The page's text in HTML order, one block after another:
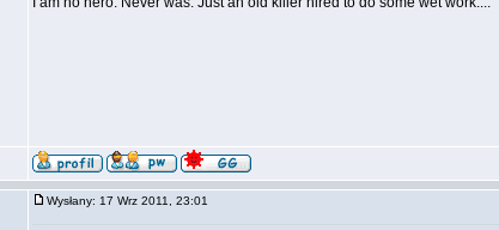
Wysłany: 17 Wrz 2011, 23:01